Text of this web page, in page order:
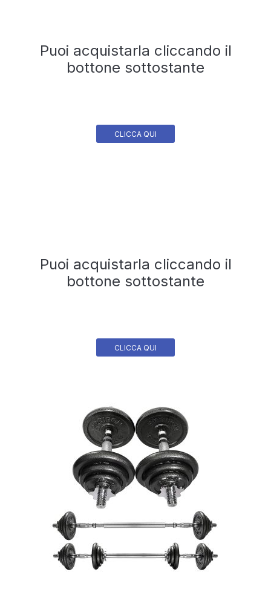
Puoi acquistarla cliccando il
bottone sottostante
CLICCA QUI
Puoi acquistarla cliccando il
bottone sottostante
CLICCA QUI